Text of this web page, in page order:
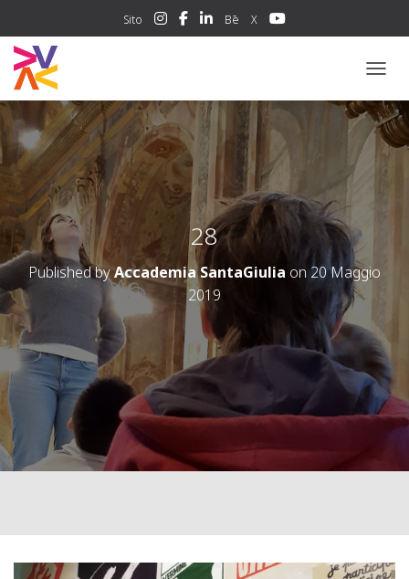
Sito Bē X
28
Published byAccademia SantaGiulia on20 Maggio
2019